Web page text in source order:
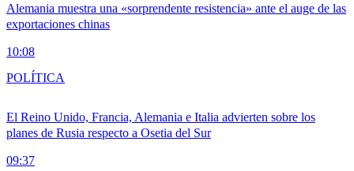
Alemania muestra una «sorprendente resistencia» ante el auge de las
exportaciones chinas
10:08
El Reino Unido, Francia, Alemania e Italia advierten sobre los
planes de Rusia respecto a Osetia del Sur
09:37
POLÍTICA